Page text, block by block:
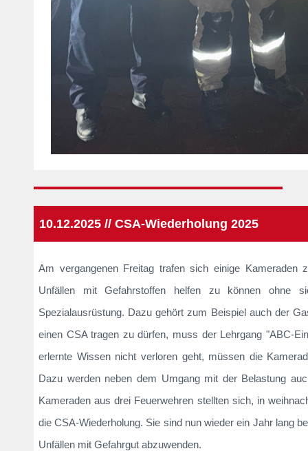
10.12.2025 // CSA-Wiederholung 2025
Am vergangenen Freitag trafen sich einige Kameraden
Unfällen mit Gefahrstoffen helfen zu können ohne
Spezialausrüstung. Dazu gehört zum Beispiel auch der
einen CSA tragen zu dürfen, muss der Lehrgang "ABC-
erlernte Wissen nicht verloren geht, müssen die
Dazu werden neben dem Umgang mit der Belastung
Kameraden aus drei Feuerwehren stellten sich, in
die CSA-Wiederholung. Sie sind nun wieder ein Jahr lang
Unfällen mit Gefahrgut abzuwenden.